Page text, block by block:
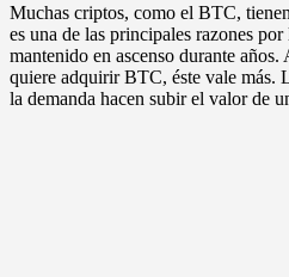
Muchas criptos, como el BTC,
es una de las principales razones
mantenido en ascenso durante
quiere adquirir BTC, éste vale más.
la demanda hacen subir el valor de